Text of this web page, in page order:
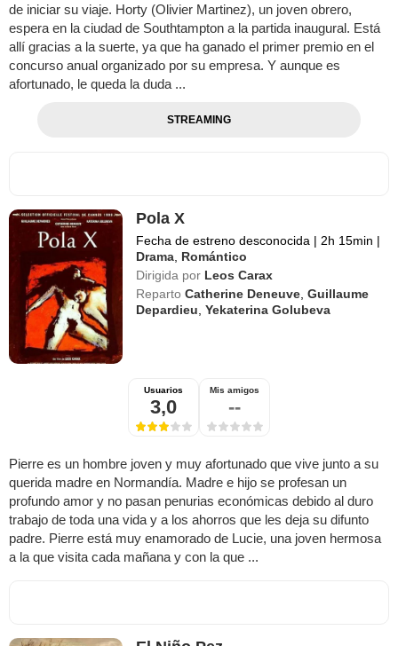
de iniciar su viaje. Horty (Olivier Martinez), un joven obrero,
espera en la ciudad de Southtampton a la partida inaugural. Está
allí gracias a la suerte, ya que ha ganado el primer premio en el
concurso anual organizado por su empresa. Y aunque es
afortunado, le queda la duda ...
STREAMING
Pola X
Fecha de estreno desconocida | 2h 15min |
Drama Romántico
Dirigida por Leos Carax
Reparto Catherine Deneuve ,Guillaume
Depardieu ,Yekaterina Golubeva
Usuarios
3,0
Mis amigos
--
Pierre es un hombre joven y muy afortunado que vive junto a su
querida madre en Normandía. Madre e hijo se profesan un
profundo amor y no pasan penurias económicas debido al duro
trabajo de toda una vida y a los ahorros que les deja su difunto
padre. Pierre está muy enamorado de Lucie, una joven hermosa
a la que visita cada mañana y con la que ...